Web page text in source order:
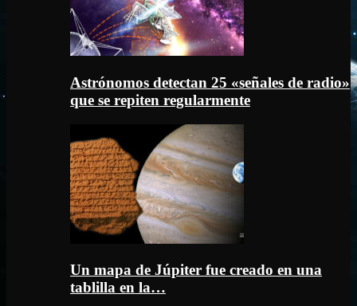
Astrónomos detectan 25 «señales de radio»
que se repiten regularmente
Un mapa de Júpiter fue creado en una
tablilla en la…